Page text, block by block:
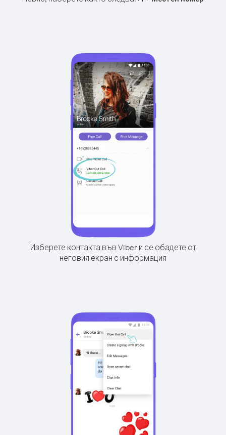
Изберете контакта във Viber и се обадете от
неговия екран с информация